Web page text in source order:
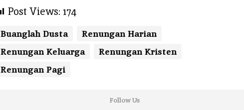
Post Views: 174
Buanglah Dusta
Renungan Harian
Renungan Keluarga
Renungan Kristen
Renungan Pagi
Follow Us